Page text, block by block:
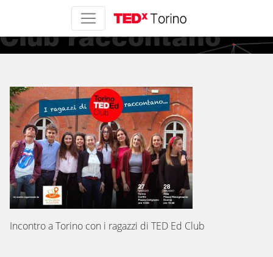
I ragazzi di TED Ed
Club raccontano
Incontro a Torino con i ragazzi di TED Ed Club